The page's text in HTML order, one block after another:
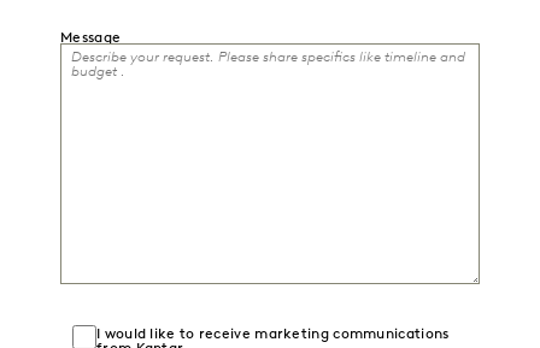
Message
I would like to receive marketing communications